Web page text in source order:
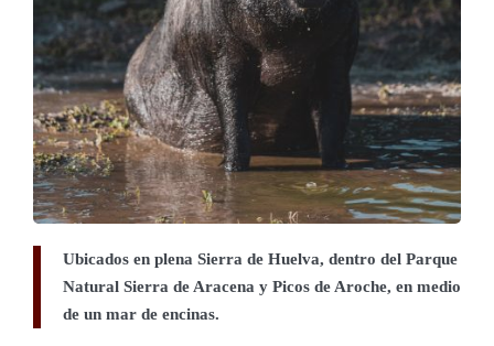
Ubicados en plena Sierra de Huelva, dentro del Parque
Natural Sierra de Aracena y Picos de Aroche, en medio
de un mar de encinas.